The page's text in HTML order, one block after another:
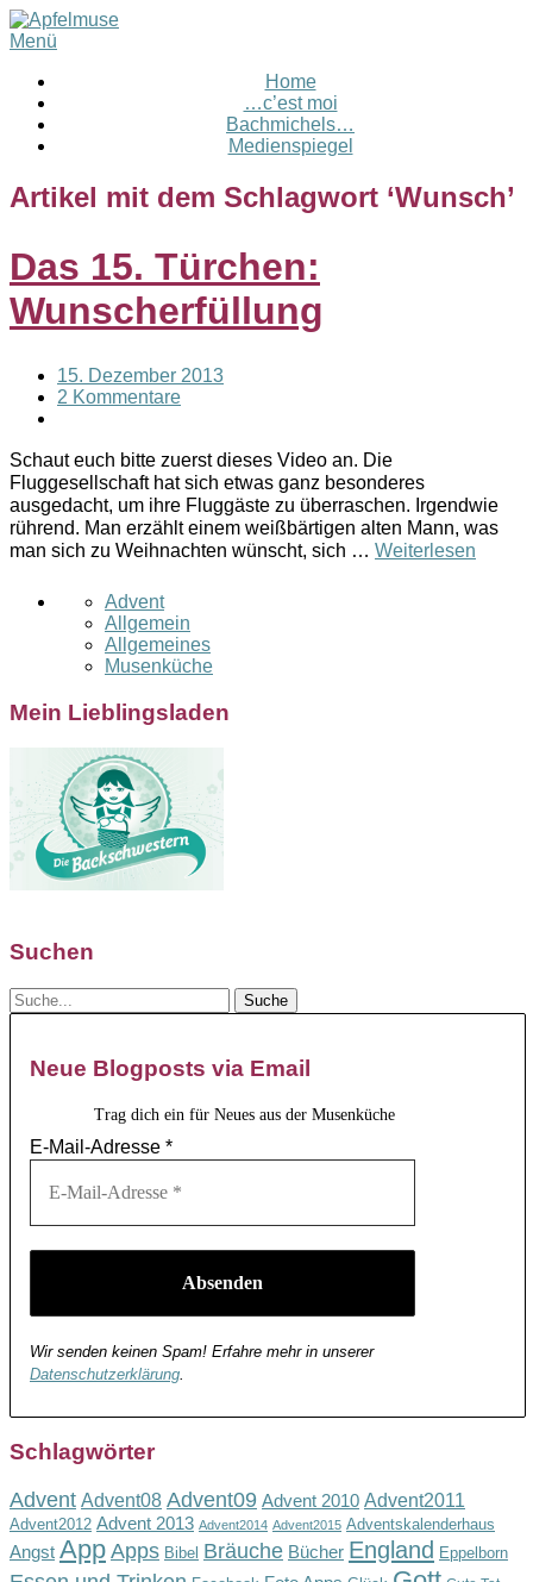
Menü
Home
…c’est moi
Bachmichels…
Medienspiegel
Artikel mit dem Schlagwort ‘Wunsch’
Das 15. Türchen:
Wunscherfüllung
15. Dezember 2013
2 Kommentare
Schaut euch bitte zuerst dieses Video an. Die
Fluggesellschaft hat sich etwas ganz besonderes
ausgedacht, um ihre Fluggäste zu überraschen. Irgendwie
rührend. Man erzählt einem weißbärtigen alten Mann, was
man sich zu Weihnachten wünscht, sich … Weiterlesen
Advent
Allgemein
Allgemeines
Musenküche
Mein Lieblingsladen
Suchen
Neue Blogposts via Email
Trag dich ein für Neues aus der Musenküche
E-Mail-Adresse *
Wir senden keinen Spam! Erfahre mehr in unserer
Datenschutzerklärung
Schlagwörter
Advent Advent08 Advent09 Advent 2010 Advent2011
Advent2012 Advent 2013 Advent2014 Advent2015 Adventskalenderhaus
Angst App Apps Bibel Bräuche Bücher England Eppelborn